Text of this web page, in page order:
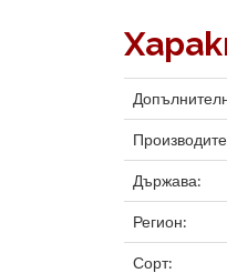
Държава:
Регион:
Сорт: